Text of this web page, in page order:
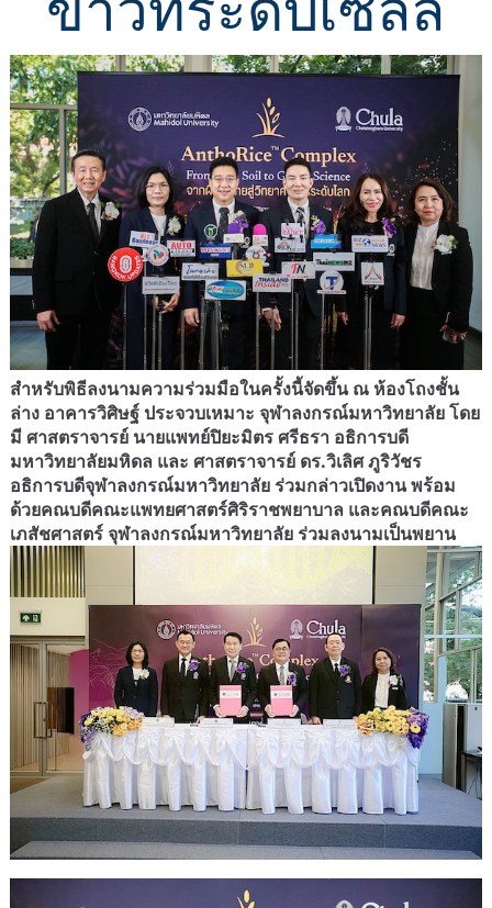
สำหรับพิธีลงนามความร่วมมือในครั้งนี้จัดขึ้น ณ ห้องโถงชั้น
ล่าง อาคารวิศิษฐ์ ประจวบเหมาะ จุฬาลงกรณ์มหาวิทยาลัย โดย
มี ศาสตราจารย์ นายแพทย์ปิยะมิตร ศรีธรา อธิการบดี
มหาวิทยาลัยมหิดล และ ศาสตราจารย์ ดร.วิเลิศ ภูริวัชร
อธิการบดีจุฬาลงกรณ์มหาวิทยาลัย ร่วมกล่าวเปิดงาน พร้อม
ด้วยคณบดีคณะแพทยศาสตร์ศิริราชพยาบาล และคณบดีคณะ
เภสัชศาสตร์ จุฬาลงกรณ์มหาวิทยาลัย ร่วมลงนามเป็นพยาน